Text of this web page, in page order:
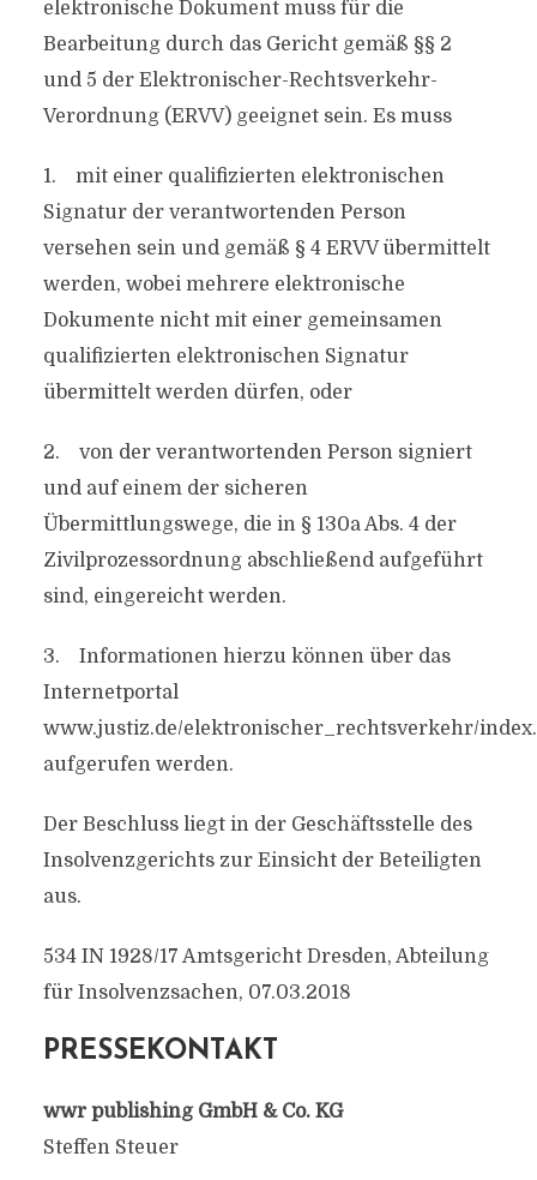
elektronische Dokument muss für die
Bearbeitung durch das Gericht gemäß §§ 2
und 5 der Elektronischer-Rechtsverkehr-
Verordnung (ERVV) geeignet sein. Es muss
1. mit einer qualifizierten elektronischen
Signatur der verantwortenden Person
versehen sein und gemäß § 4 ERVV übermittelt
werden, wobei mehrere elektronische
Dokumente nicht mit einer gemeinsamen
qualifizierten elektronischen Signatur
übermittelt werden dürfen, oder
2. von der verantwortenden Person signiert
und auf einem der sicheren
Übermittlungswege, die in § 130a Abs. 4 der
Zivilprozessordnung abschließend aufgeführt
sind, eingereicht werden.
3. Informationen hierzu können über das
Internetportal
www.justiz.de/elektronischer_rechtsverkehr/
aufgerufen werden.
Der Beschluss liegt in der Geschäftsstelle des
Insolvenzgerichts zur Einsicht der Beteiligten
aus.
534 IN 1928/17 Amtsgericht Dresden, Abteilung
für Insolvenzsachen, 07.03.2018
PRESSEKONTAKT
wwr publishing GmbH & Co. KG
Steffen Steuer